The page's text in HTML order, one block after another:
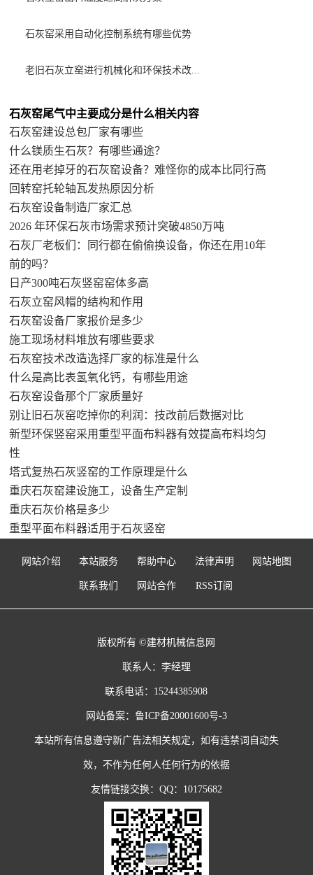
石灰窑采用自动化控制系统有哪些优势
老旧石灰立窑进行机械化和环保技术改...
石灰窑尾气中主要成分是什么相关内容
石灰窑建设总包厂家有哪些
什么镁质生石灰？有哪些通途？
还在用老掉牙的石灰窑设备？难怪你的成本比同行高
回转窑托轮轴瓦发热原因分析
石灰窑设备制造厂家汇总
2026 年环保石灰市场需求预计突破4850万吨
石灰厂老板们：同行都在偷偷换设备，你还在用10年
前的吗？
日产300吨石灰竖窑窑体多高
石灰立窑风帽的结构和作用
石灰窑设备厂家报价是多少
施工现场材料堆放有哪些要求
石灰窑技术改造选择厂家的标准是什么
什么是高比表氢氧化钙，有哪些用途
石灰窑设备那个厂家质量好
别让旧石灰窑吃掉你的利润：技改前后数据对比
新型环保竖窑采用重型平面布料器有效提高布料均匀
性
塔式复热石灰竖窑的工作原理是什么
重庆石灰窑建设施工，设备生产定制
重庆石灰价格是多少
重型平面布料器适用于石灰竖窑
网站介绍 本站服务 帮助中心 法律声明 网站地图
联系我们 网站合作 RSS订阅
版权所有 ©建材机械信息网
联系人：李经理
联系电话：15244385908
网站备案： 鲁ICP备20001600号-3
本站所有信息遵守新广告法相关规定，如有违禁词自动失
效，不作为任何人任何行为的依据
友情链接交换：QQ：10175682